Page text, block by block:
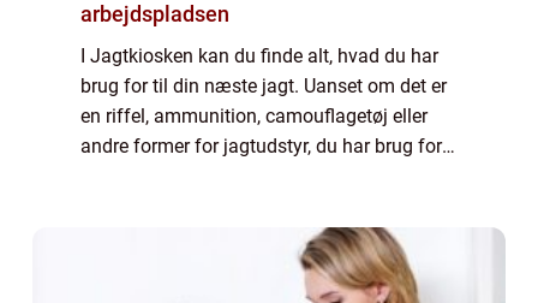
arbejdspladsen
I Jagtkiosken kan du finde alt, hvad du har
brug for til din næste jagt. Uanset om det er
en riffel, ammunition, camouflagetøj eller
andre former for jagtudstyr, du har brug for